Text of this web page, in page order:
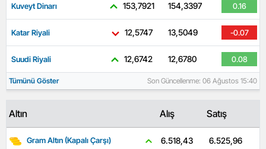
Kuveyt Dinarı 153,7921 154,3397 0.16
Katar Riyali 12,5747 13,5049 -0.07
Suudi Riyali 12,6742 12,6780 0.08
Tümünü Göster Son Güncellenme: 06 Ağustos 15:40
Altın Alış Satış
Gram Altın (Kapalı Çarşı) 6.518,43 6.525,96